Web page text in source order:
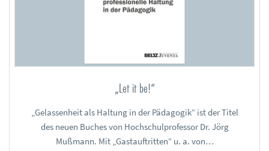
„Let it be!“
„Gelassenheit als Haltung in der Pädagogik“ ist der Titel
des neuen Buches von Hochschulprofessor Dr. Jörg
Mußmann. Mit „Gastauftritten“ u. a. von…